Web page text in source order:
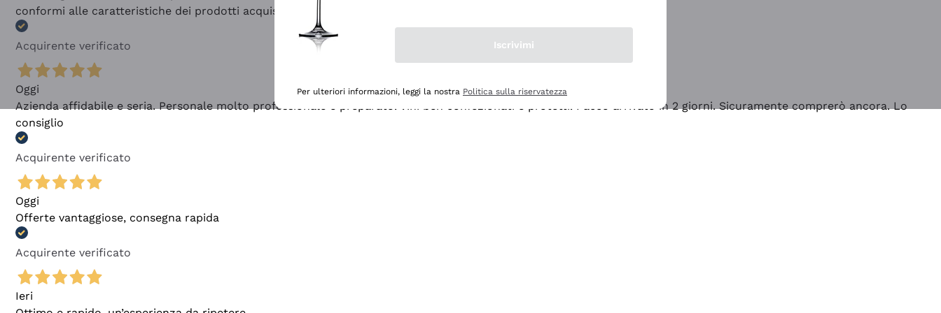
conformi alle caratteristiche dei prodotti acquistati
Acquirente verificato
Oggi
Azienda affidabile e seria. Personale molto professionale e preparato. Vini ben confezionati e protetti. Pacco arrivato in 2 giorni. Sicuramente comprerò ancora. Lo
consiglio
Acquirente verificato
Oggi
Offerte vantaggiose, consegna rapida
Acquirente verificato
Ieri
Iscrivimi
Per ulteriori informazioni, leggi la nostra Politica sulla riservatezza